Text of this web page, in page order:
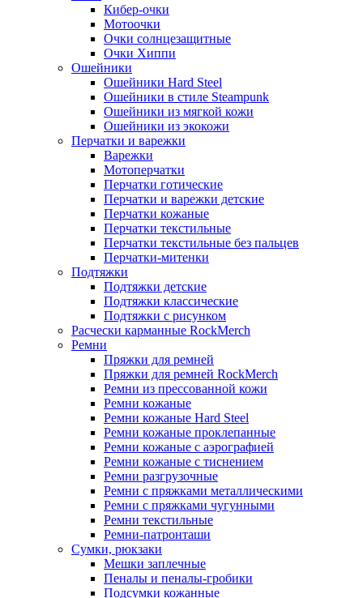
Кибер-очки
Мотоочки
Очки солнцезащитные
Очки Хиппи
Ошейники
Ошейники Hard Steel
Ошейники в стиле Steampunk
Ошейники из мягкой кожи
Ошейники из экокожи
Перчатки и варежки
Варежки
Мотоперчатки
Перчатки готические
Перчатки и варежки детские
Перчатки кожаные
Перчатки текстильные
Перчатки текстильные без пальцев
Перчатки-митенки
Подтяжки
Подтяжки детские
Подтяжки классические
Подтяжки с рисунком
Расчески карманные RockMerch
Ремни
Пряжки для ремней
Пряжки для ремней RockMerch
Ремни из прессованной кожи
Ремни кожаные
Ремни кожаные Hard Steel
Ремни кожаные проклепанные
Ремни кожаные с аэрографией
Ремни кожаные с тиснением
Ремни разгрузочные
Ремни с пряжками металлическими
Ремни с пряжками чугунными
Ремни текстильные
Ремни-патронташи
Сумки, рюкзаки
Мешки заплечные
Пеналы и пеналы-гробики
Подсумки кожанные